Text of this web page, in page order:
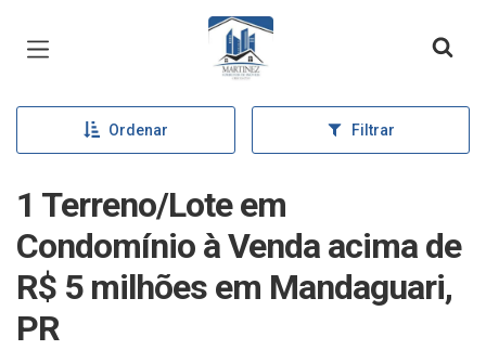
Página inicial
Ordenar Filtrar
1 Terreno/Lote em
Condomínio à Venda acima de
R$ 5 milhões em Mandaguari,
PR